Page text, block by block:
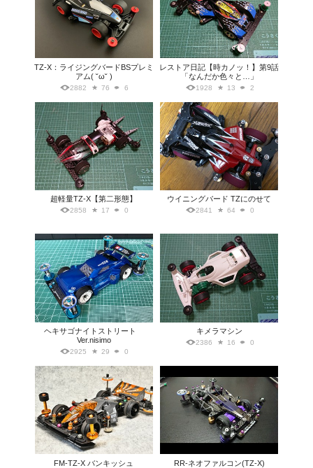
TZ-X：ライジングバードBSプレミ
アム( ˘ω˘ )
2882 76 6
レストア日記【時カノッ！】第9話
「なんだか色々と…」
1928 13 2
超軽量TZ-X【第二形態】
2858 17 0
ウイニングバード TZにのせて
2841 64 0
ヘキサゴナイトストリート
Ver.nisimo
2925 29 0
キメラマシン
2386 16 0
FM-TZ-X バンキッシュ RR-ネオファルコン(TZ-X)